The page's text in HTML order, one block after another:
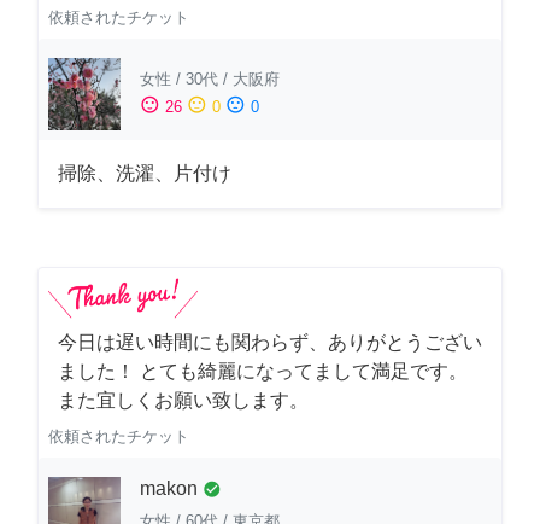
依頼されたチケット
女性 / 30代 / 大阪府
sentiment_satisfied 26 sentiment_neutral 0 sentiment_dissatisfied 0
掃除、洗濯、片付け
今日は遅い時間にも関わらず、ありがとうござい
ました！ とても綺麗になってまして満足です。
また宜しくお願い致します。
依頼されたチケット
makon check_circle